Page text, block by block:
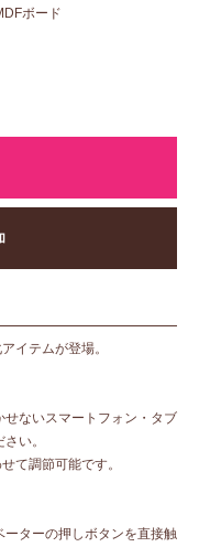
ボード
イテムが登場。
ないスマートフォン・タブ
い。
て調節可能です。
ターの押しボタンを直接触